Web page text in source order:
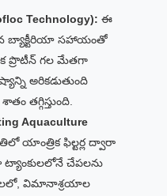
Technology): ఈ
సహాయంతో
ప్రొటీన్ గల మేతగా
అరికడుతుంది
తగ్గిస్తుంది.
Aquaculture
యాంత్రిక ఫిల్టర్ల ద్వారా
ట్యాంకులలోనే చేపలను
విమానాశ్రయాల